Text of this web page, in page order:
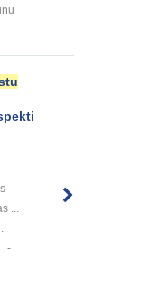
...
.
-